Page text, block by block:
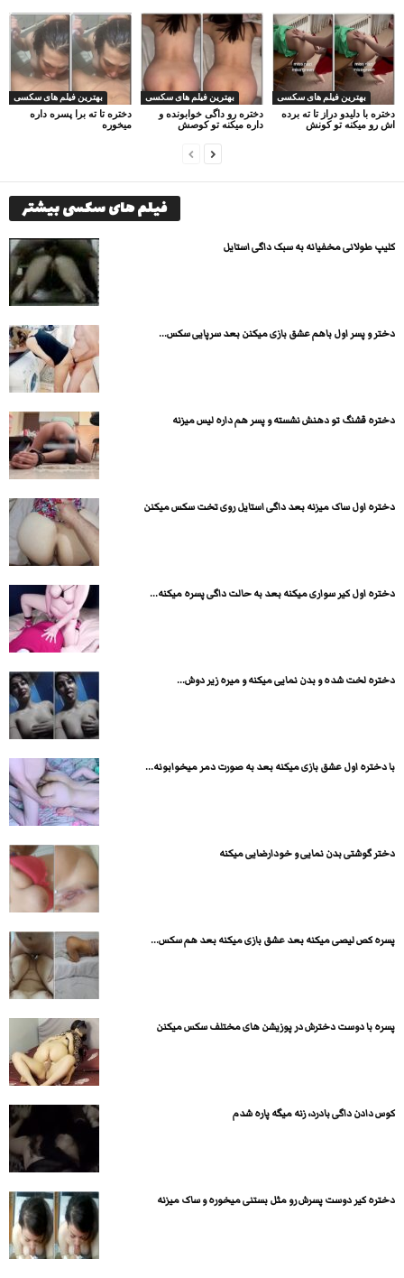
بهترین فیلم های سکسی
دختره تا ته برا پسره داره
میخوره
بهترین فیلم های سکسی
دختره رو داگی خوابونده و
داره میکنه تو کوصش
بهترین فیلم های سکسی
دختره با دلیدو دراز تا ته برده
اش رو میکنه تو کونش
فیلم های سکسی بیشتر
کلیپ طولانی مخفیانه به سبک داگی استایل
دختر و پسر اول باهم عشق بازی میکنن بعد سرپایی سکس...
دختره قشنگ تو دهنش نشسته و پسر هم داره لیس میزنه
دختره اول ساک میزنه بعد داگی استایل روی تخت سکس میکنن
دختره اول کیر سواری میکنه بعد به حالت داگی پسره میکنه...
دختره لخت شده و بدن نمایی میکنه و میره زیر دوش...
با دختره اول عشق بازی میکنه بعد به صورت دمر میخوابونه...
دختر گوشتی بدن نمایی و خودارضایی میکنه
پسره کص لیصی میکنه بعد عشق بازی میکنه بعد هم سکس...
پسره با دوست دخترش در پوزیشن های مختلف سکس میکنن
کوس دادن داگی بادرد، زنه میگه پاره شدم
دختره کیر دوست پسرش رو مثل بستنی میخوره و ساک میزنه